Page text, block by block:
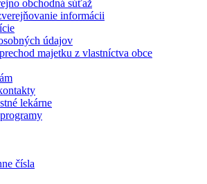
obchodná súťaž
informácii
údajov
majetku z vlastníctva obce
lekárne
čísla